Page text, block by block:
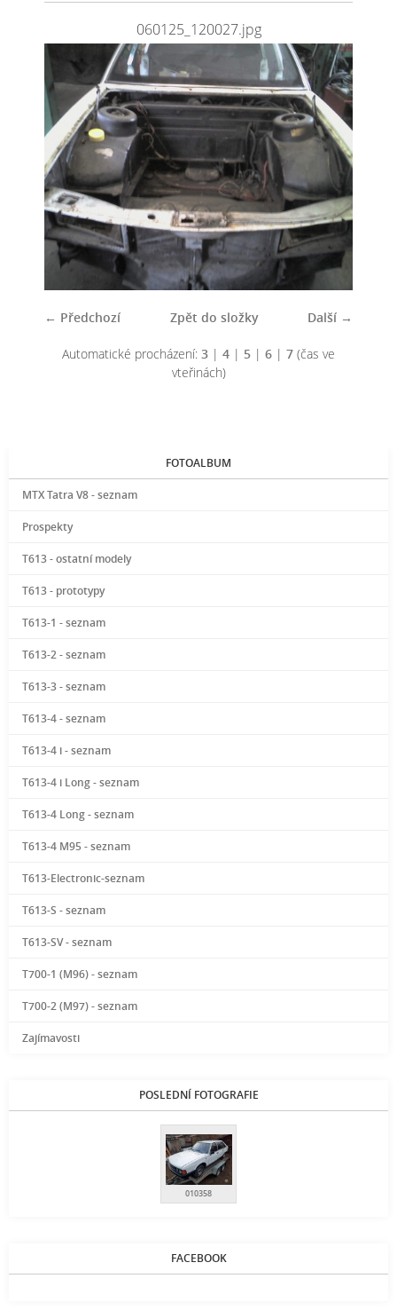
060125_120027.jpg
← Předchozí Další →
Zpět do složky
Automatické procházení: 3 | 4 | 5 | 6 | 7 (čas ve
vteřinách)
FOTOALBUM
MTX Tatra V8 - seznam
Prospekty
T613 - ostatní modely
T613 - prototypy
T613-1 - seznam
T613-2 - seznam
T613-3 - seznam
T613-4 - seznam
T613-4 i - seznam
T613-4 i Long - seznam
T613-4 Long - seznam
T613-4 M95 - seznam
T613-Electronic-seznam
T613-S - seznam
T613-SV - seznam
T700-1 (M96) - seznam
T700-2 (M97) - seznam
Zajímavosti
POSLEDNÍ FOTOGRAFIE
010358
FACEBOOK